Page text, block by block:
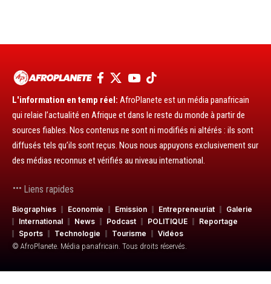
L'information en temp réel: AfroPlanete est un média panafricain
qui relaie l’actualité en Afrique et dans le reste du monde à partir de
sources fiables. Nos contenus ne sont ni modifiés ni altérés : ils sont
diffusés tels qu’ils sont reçus. Nous nous appuyons exclusivement sur
des médias reconnus et vérifiés au niveau international.
Liens rapides
Biographies Economie Emission Entrepreneuriat
Galerie
International
News Podcast POLITIQUE
Reportage
Sports
Technologie Tourisme
Vidéos
© AfroPlanete. Média panafricain. Tous droits réservés.